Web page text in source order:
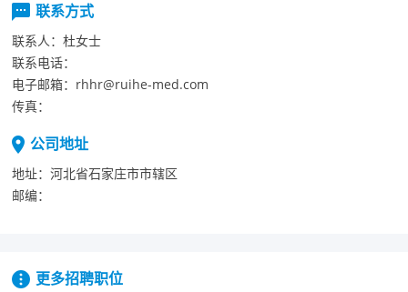
联系方式
联系人： 杜女士
联系电话：
电子邮箱： rhhr@ruihe-med.com
传真：
公司地址
地址： 河北省石家庄市市辖区
邮编：
更多招聘职位